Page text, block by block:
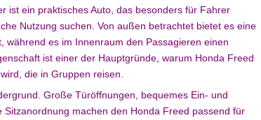
ist ein praktisches Auto, das besonders für Fahrer
Nutzung suchen. Von außen betrachtet bietet es eine
während es im Innenraum den Passagieren einen
ist einer der Hauptgründe, warum Honda Freed
die in Gruppen reisen.
Große Türöffnungen, bequemes Ein- und
machen den Honda Freed passend für